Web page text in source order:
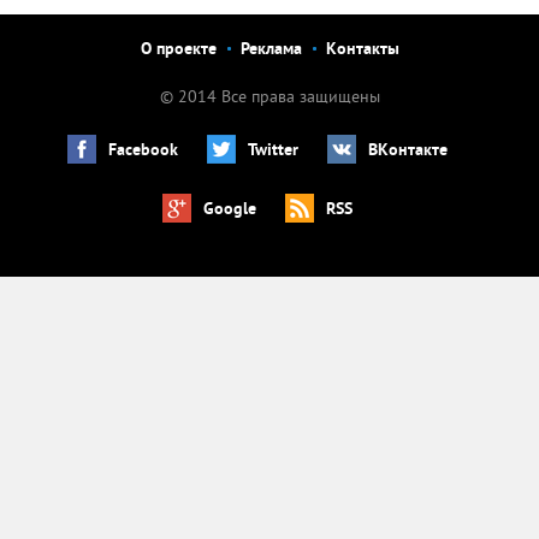
О проекте Реклама Контакты
© 2014 Все права защищены
Facebook Twitter ВКонтакте
Google RSS